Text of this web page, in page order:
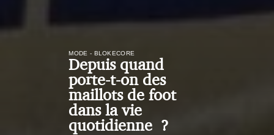
MODE - BLOKECORE
Depuis quand
porte-t-on des
maillots de foot
dans la vie
quotidienne ?